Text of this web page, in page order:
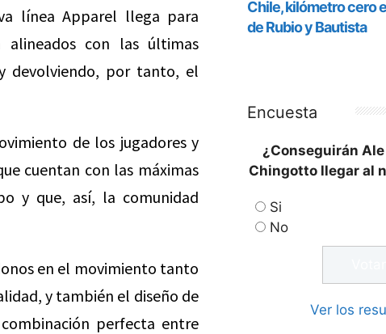
línea Apparel llega para
alineados con las últimas
devolviendo, por tanto, el
de los jugadores y
cuentan con las máximas
y que, así, la comunidad
en el movimiento tanto
y también el diseño de
perfecta entre
Encuesta
¿Conseguirán Ale
Chingotto llegar al
Si
No
Ver los